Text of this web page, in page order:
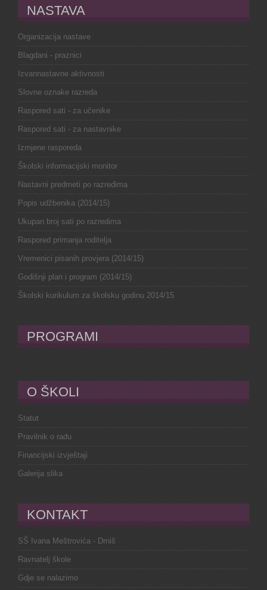
NASTAVA
Organizacija nastave
Blagdani - praznici
Izvannastavne aktivnosti
Slovne oznake razreda
Raspored sati - za učenike
Raspored sati - za nastavnike
Izmjene rasporeda
Školski informacijski monitor
Nastavni predmeti po razredima
Popis udžbenika (2014/15)
Ukupan broj sati po razredima
Raspored primanja roditelja
Vremenici pisanih provjera (2014/15)
Godišnji plan i program (2014/15)
Školski kurikulum za školsku godinu 2014/15
PROGRAMI
O ŠKOLI
Statut
Pravilnik o radu
Financijski izvještaji
Galerija slika
KONTAKT
SŠ Ivana Meštrovića - Drniš
Ravnatelj škole
Gdje se nalazimo